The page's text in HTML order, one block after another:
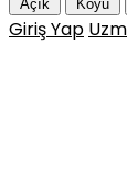
Açık Koyu
Giriş Yap